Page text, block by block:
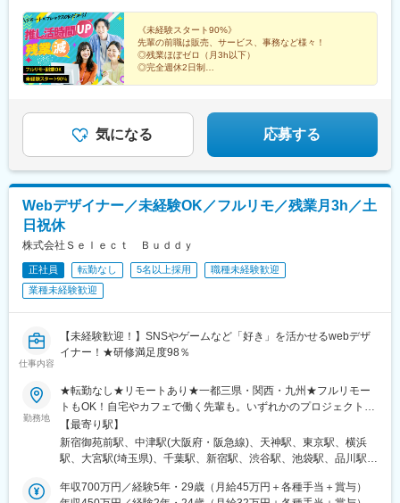
より徒歩4分※受動喫煙対策あり（オフィス内禁煙）
(大阪モノレール)、虎ノ門駅、みなとみらい駅、さいたま新都心
駅、浜松町駅、赤坂見附駅、永田町駅、有楽町駅、東池袋駅、西
鉄福岡駅、新高島駅、京成千葉駅、大阪梅田駅(阪急線)、新宿駅
(東京メトロ)、神泉駅、北品川駅、末広町駅(東京都)、汐留駅、三
越前駅、乃木坂駅、西早稲田駅、京成西船駅、東淀川駅、大江橋
駅前駅、福島駅(大阪府・阪神線)、新福島駅、大阪天満宮駅、千里
中央駅(北大阪急行)、本町駅、霞ケ関駅(東京都)、北与野駅、大門
(大阪府)、虎ノ門ヒルズ駅、竹芝駅、赤坂駅(東京都)、国会議事堂
前駅、日比谷駅
《未経験スタート90%》
先輩の前職は販売、サービス、事務など様々！
◎残業ほぼゼロ（月3h以下）
◎完全週休2日制
理想のキャリアを叶えてください！
気になる 応募する
Webデザイナー／未経験OK／フルリモ／残業月3h／土
日祝休
株式会社Ｓｅｌｅｃｔ Ｂｕｄｄｙ
正社員 転勤なし 5名以上採用
職種未経験歓迎
業種未経験歓迎
仕事内容
【未経験歓迎！】SNSやゲームなど「好き」を活かせるwebデザ
イナー！★研修満足度98％
勤務地
★転勤なし★リモートあり★一都三県・関西・九州★フルリモー
トもOK！自宅やカフェで働く先輩も。いずれかのプロジェクト先
にて勤務いただきます。【本社】〒160‐0022東京都新宿区新宿1-
9-10 YKB東ビル3階【大阪支社】〒530-0011大阪府大阪市北区大
深町6-38【福岡支社】〒810‐0001福岡県福岡市中央区天神1-14-
西／大阪・兵庫・京都・滋賀・奈良・和歌山■福岡県《配属先は最
【最寄り駅】
新宿御苑前駅、中津駅(大阪府・阪急線)、天神駅、東京駅、横浜
駅、大宮駅(埼玉県)、千葉駅、新宿駅、渋谷駅、池袋駅、品川駅、
馬場駅、西船橋駅、新大阪駅、淀屋橋駅、北浜駅(大阪府)、堺筋本
年収700万円／経験5年・29歳（月給45万円＋各種手当＋賞与）